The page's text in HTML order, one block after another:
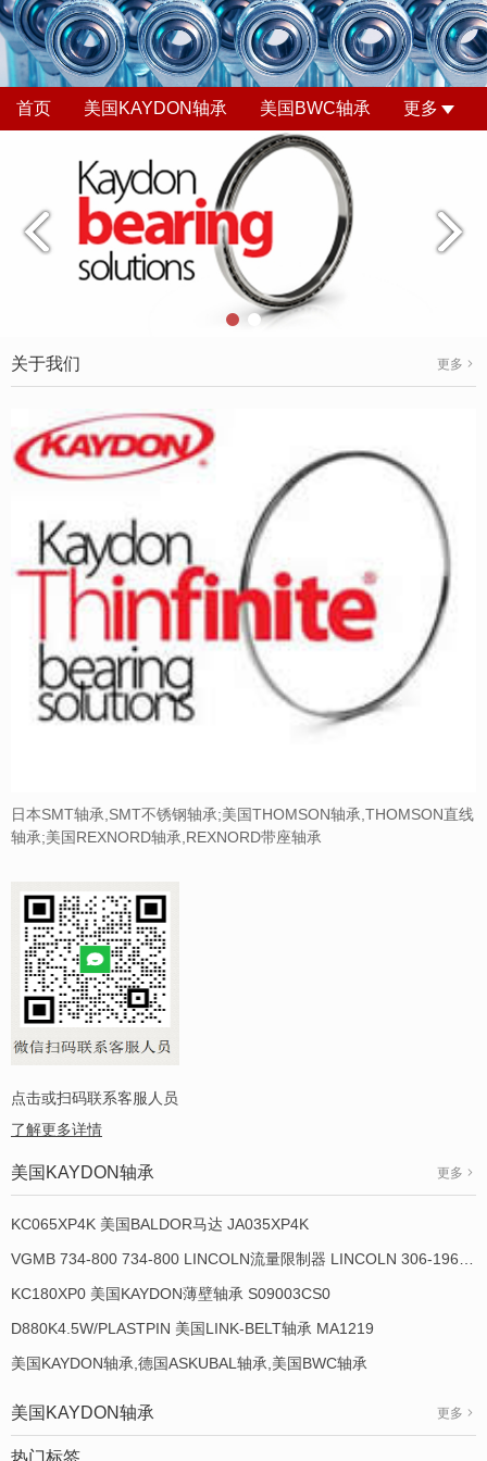
首页 美国KAYDON轴承 美国BWC轴承 更多
关于我们 更多
日本SMT轴承,SMT不锈钢轴承;美国THOMSON轴承,THOMSON直线
轴承;美国REXNORD轴承,REXNORD带座轴承
点击或扫码联系客服人员
了解更多详情
美国KAYDON轴承 更多
KC065XP4K 美国BALDOR马达 JA035XP4K
KC180XP0 美国KAYDON薄壁轴承 S09003CS0
D880K4.5W/PLASTPIN 美国LINK-BELT轴承 MA1219
美国KAYDON轴承,德国ASKUBAL轴承,美国BWC轴承
美国KAYDON轴承 更多
热门标签